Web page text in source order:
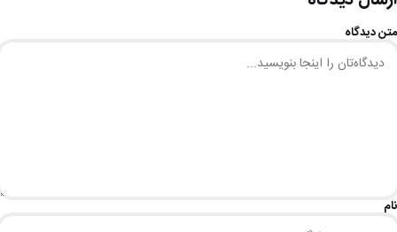
متن دیدگاه
نام